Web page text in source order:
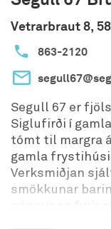
· Siggubær,
·
· Bookless-
· Auk
Vetrarbraut 8,
863-2120
Segull 67 er
Siglufirði í
tómt til margra
gamla
Verksmiðjan
smökkunar